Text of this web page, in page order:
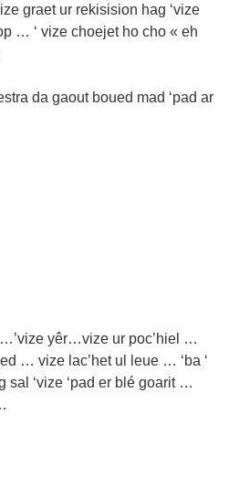
graet ur rekisision hag ‘vize
… ‘ vize choejet ho cho « eh
da gaout boued mad ‘pad ar
…’vize yêr…vize ur poc’hiel …
… vize lac’het ul leue … ‘ba ‘
sal ‘vize ‘pad er blé goarit …